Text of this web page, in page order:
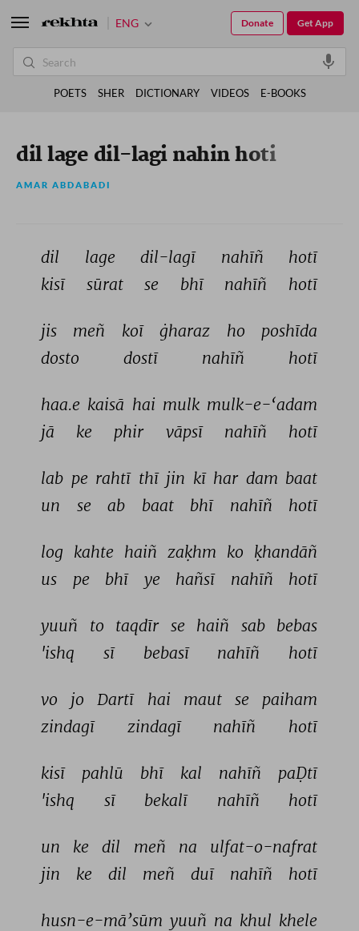
dil lage dil-lagi nahin hoti
AMAR ABDABADI
dil lage dil-lagī nahīñ
hotī
kisī
sūrat se bhī nahīñ hotī
jis meñ koī ġharaz ho
poshīda
dosto
dostī nahīñ hotī
haa.e kaisā hai mulk mulk-e-‘adam
jā
ke phir vāpsī nahīñ hotī
lab pe rahtī thī jin kī har dam baat
un
se ab baat bhī nahīñ hotī
log kahte haiñ zaḳhm ko ḳhandāñ
us
pe bhī ye hañsī nahīñ hotī
yuuñ to taqdīr se haiñ sab bebas
'ishq
sī bebasī nahīñ hotī
vo jo Dartī hai maut se
paiham
zindagī
zindagī nahīñ hotī
kisī pahlū bhī kal nahīñ
paḌtī
'ishq
sī bekalī nahīñ hotī
un ke dil meñ na
ulfat-o-nafrat
jin
ke dil meñ duī nahīñ hotī
husn-e-mā’sūm yuuñ na khul khele
ENG Get App
Donate
POETS SHER DICTIONARY VIDEOS E-BOOKS